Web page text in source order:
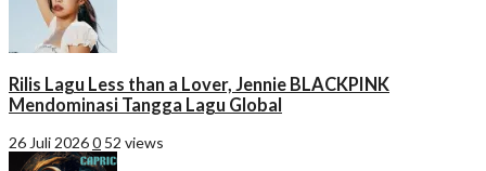
Rilis Lagu Less than a Lover, Jennie BLACKPINK
Mendominasi Tangga Lagu Global
26 Juli 20260 52 views